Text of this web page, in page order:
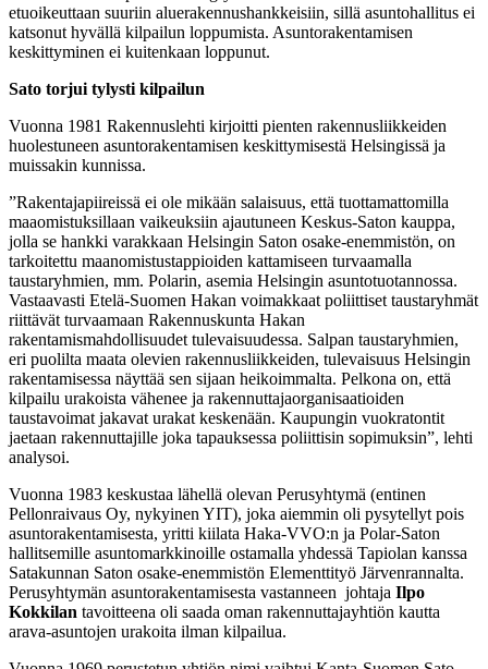
etuoikeuttaan suuriin aluerakennushankkeisiin, sillä asuntohallitus ei
katsonut hyvällä kilpailun loppumista. Asuntorakentamisen
keskittyminen ei kuitenkaan loppunut.
Sato torjui tylysti kilpailun
Vuonna 1981 Rakennuslehti kirjoitti pienten rakennusliikkeiden
huolestuneen asuntorakentamisen keskittymisestä Helsingissä ja
muissakin kunnissa.
”Rakentajapiireissä ei ole mikään salaisuus, että tuottamattomilla
maaomistuksillaan vaikeuksiin ajautuneen Keskus-Saton kauppa,
jolla se hankki varakkaan Helsingin Saton osake-enemmistön, on
tarkoitettu maanomistustappioiden kattamiseen turvaamalla
taustaryhmien, mm. Polarin, asemia Helsingin asuntotuotannossa.
Vastaavasti Etelä-Suomen Hakan voimakkaat poliittiset taustaryhmät
riittävät turvaamaan Rakennuskunta Hakan
rakentamismahdollisuudet tulevaisuudessa. Salpan taustaryhmien,
eri puolilta maata olevien rakennusliikkeiden, tulevaisuus Helsingin
rakentamisessa näyttää sen sijaan heikoimmalta. Pelkona on, että
kilpailu urakoista vähenee ja rakennuttajaorganisaatioiden
taustavoimat jakavat urakat keskenään. Kaupungin vuokratontit
jaetaan rakennuttajille joka tapauksessa poliittisin sopimuksin”, lehti
analysoi.
Vuonna 1983 keskustaa lähellä olevan Perusyhtymä (entinen
Pellonraivaus Oy, nykyinen YIT), joka aiemmin oli pysytellyt pois
asuntorakentamisesta, yritti kiilata Haka-VVO:n ja Polar-Saton
hallitsemille asuntomarkkinoille ostamalla yhdessä Tapiolan kanssa
Satakunnan Saton osake-enemmistön Elementtityö Järvenrannalta.
Perusyhtymän asuntorakentamisesta vastanneen johtaja Ilpo
Kokkilan tavoitteena oli saada oman rakennuttajayhtiön kautta
arava-asuntojen urakoita ilman kilpailua.